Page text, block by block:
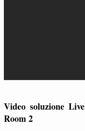
Video soluzione
Room 2